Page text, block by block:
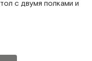
с двумя полками и